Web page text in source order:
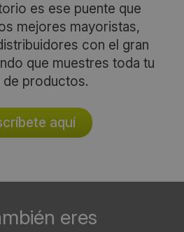
es ese puente que
mejores mayoristas,
con el gran
que muestres toda tu
de productos.
aquí
eres